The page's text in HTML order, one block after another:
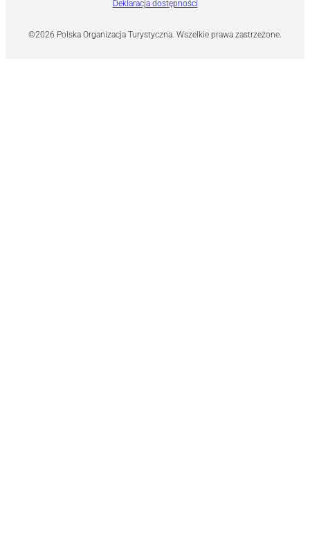
©2026 Polska Organizacja Turystyczna. Wszelkie prawa zastrzeżone.
Deklaracja dostępności